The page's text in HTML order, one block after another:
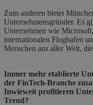
Zum anderen bietet
Unternehmensgründer. Es
Unternehmen wie
internationalen Flughafen
Menschen aus aller Welt,
Immer mehr etablierte
der FinTech-Branche
Inwieweit profitieren
Trend?